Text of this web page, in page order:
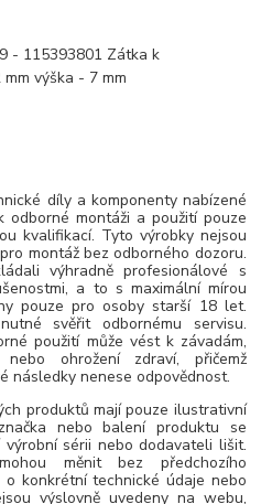
- 115393801 Zátka k
výška - 7 mm
díly a komponenty nabízené
montáži a použití pouze
kvalifikací. Tyto výrobky nejsou
montáž bez odborného dozoru.
výhradně profesionálové s
a to s maximální mírou
pouze pro osoby starší 18 let.
svěřit odbornému servisu.
použití může vést k závadám,
ohrožení zdraví, přičemž
následky nenese odpovědnost.
produktů mají pouze ilustrativní
nebo balení produktu se
sérii nebo dodavateli lišit.
měnit bez předchozího
o konkrétní technické údaje nebo
výslovně uvedeny na webu,